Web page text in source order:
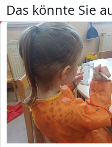
Das könnte Sie